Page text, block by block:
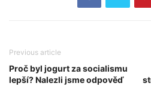
Previous article
Proč byl jogurt za socialismu
lepší? Nalezli jsme odpověď